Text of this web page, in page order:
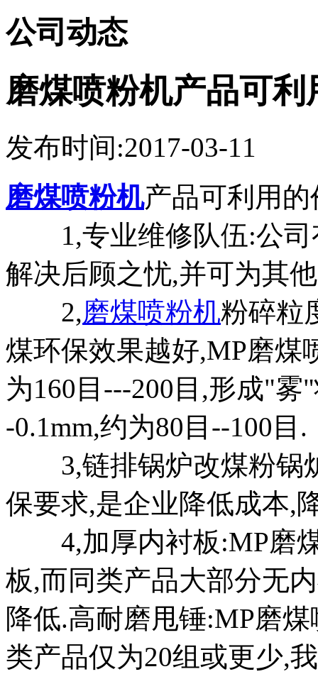
公司动态
磨煤喷粉机产品可利
发布时间:2017-03-11
磨煤喷粉机产品可利用
1,专业维修队伍:公司
解决后顾之忧,并可为其
2,磨煤喷粉机粉碎粒
煤环保效果越好,MP磨煤
为160目---200目,形成"雾
-0.1mm,约为80目--100目.
3,链排锅炉改煤粉锅
保要求,是企业降低成本,
4,加厚内衬板:MP磨煤
板,而同类产品大部分无
降低.高耐磨甩锤:MP磨
类产品仅为20组或更少,